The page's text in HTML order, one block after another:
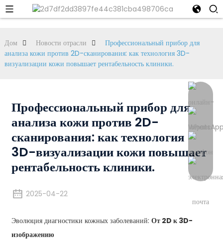
Дом Новости отрасли
Профессиональный прибор для
анализа кожи против 2D-сканирования: как технология 3D-
визуализации кожи повышает рентабельность клиники.
Профессиональный прибор для
анализа кожи против 2D-
сканирования: как технология
3D-визуализации кожи повышает
рентабельность клиники.
2025-04-22
Эволюция диагностики кожных заболеваний: От 2D к 3D-
изображению